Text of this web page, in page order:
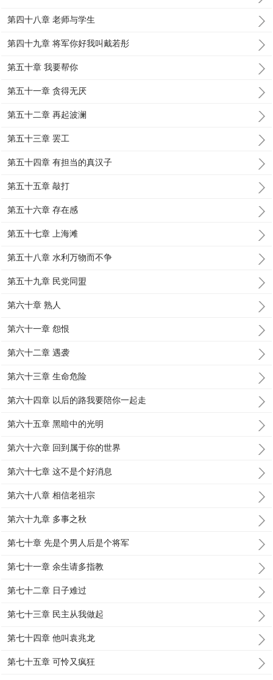
第四十八章 老师与学生
第四十九章 将军你好我叫戴若彤
第五十章 我要帮你
第五十一章 贪得无厌
第五十二章 再起波澜
第五十三章 罢工
第五十四章 有担当的真汉子
第五十五章 敲打
第五十六章 存在感
第五十七章 上海滩
第五十八章 水利万物而不争
第五十九章 民党同盟
第六十章 熟人
第六十一章 怨恨
第六十二章 遇袭
第六十三章 生命危险
第六十四章 以后的路我要陪你一起走
第六十五章 黑暗中的光明
第六十六章 回到属于你的世界
第六十七章 这不是个好消息
第六十八章 相信老祖宗
第六十九章 多事之秋
第七十章 先是个男人后是个将军
第七十一章 余生请多指教
第七十二章 日子难过
第七十三章 民主从我做起
第七十四章 他叫袁兆龙
第七十五章 可怜又疯狂